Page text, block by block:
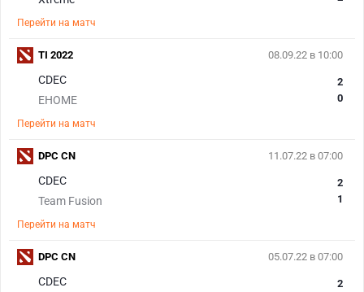
Перейти на матч
08.09.22 в 10:00
CDEC
EHOME
2
0
Перейти на матч
TI 2022
11.07.22 в 07:00
CDEC
Team Fusion
2
1
Перейти на матч
DPC CN
05.07.22 в 07:00
CDEC
2
DPC CN